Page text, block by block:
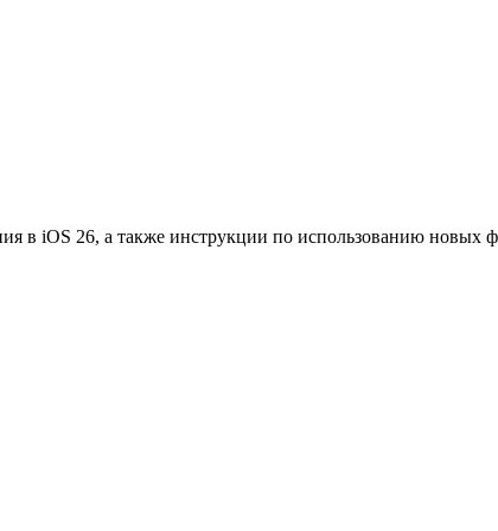
в iOS 26, а также инструкции по использованию новых